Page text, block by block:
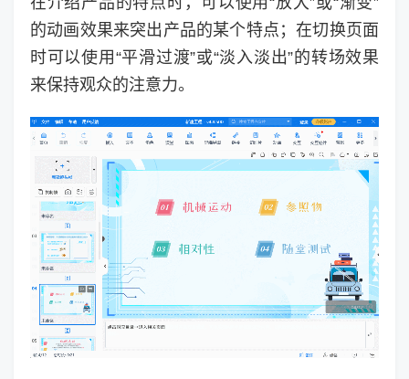
的动画效果来突出产品的某个特点；在切换页面
时可以使用“平滑过渡”或“淡入淡出”的转场效果
来保持观众的注意力。